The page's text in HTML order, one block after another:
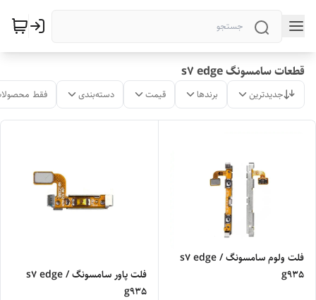
قطعات سامسونگ s7 edge
جدیدترین برندها قیمت دسته‌بندی فقط
فلت ولوم سامسونگ s7 edge /
g935
فلت پاور سامسونگ s7 edge /
g935